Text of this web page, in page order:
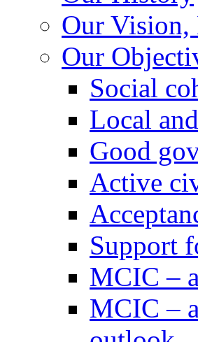
Our Vision,
Our
Social
Local
Good
Active
Support
MCIC –
MCIC –